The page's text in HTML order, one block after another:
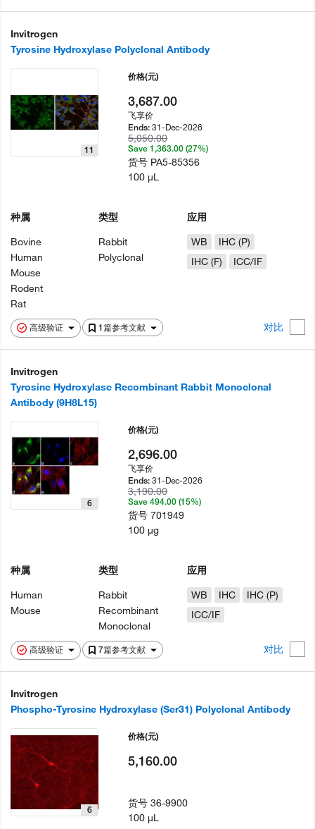
Invitrogen
Tyrosine Hydroxylase Polyclonal Antibody
高级验证 1篇参考文献 对比
11
种属
Bovine
Human
Mouse
Rodent
Rat
类型
Rabbit
Polyclonal
应用
WB
IHC (P)
IHC (F)
ICC/IF
价格(元)
3,687.00
飞享价
Ends:31-Dec-2026
5,050.00
Save 1,363.00 (27%)
货号 PA5-85356
100 µL
Invitrogen
Tyrosine Hydroxylase Recombinant Rabbit Monoclonal
Antibody (9H8L15)
高级验证 7篇参考文献 对比
6
种属
Human
Mouse
类型
Rabbit
Recombinant
Monoclonal
应用
WB
IHC
IHC (P)
ICC/IF
价格(元)
2,696.00
飞享价
Ends:31-Dec-2026
3,190.00
Save 494.00 (15%)
货号701949
100 µg
Invitrogen
Phospho-Tyrosine Hydroxylase (Ser31) Polyclonal Antibody
6
价格(元)
5,160.00
货号36-9900
100 µL